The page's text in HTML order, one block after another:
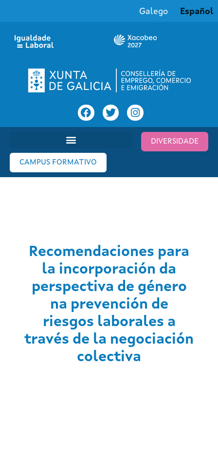
Galego Español
DIVERSIDADE
CAMPUS FORMATIVO
Recomendaciones para
la incorporación da
perspectiva de género
na prevención de
riesgos laborales a
través de la negociación
colectiva